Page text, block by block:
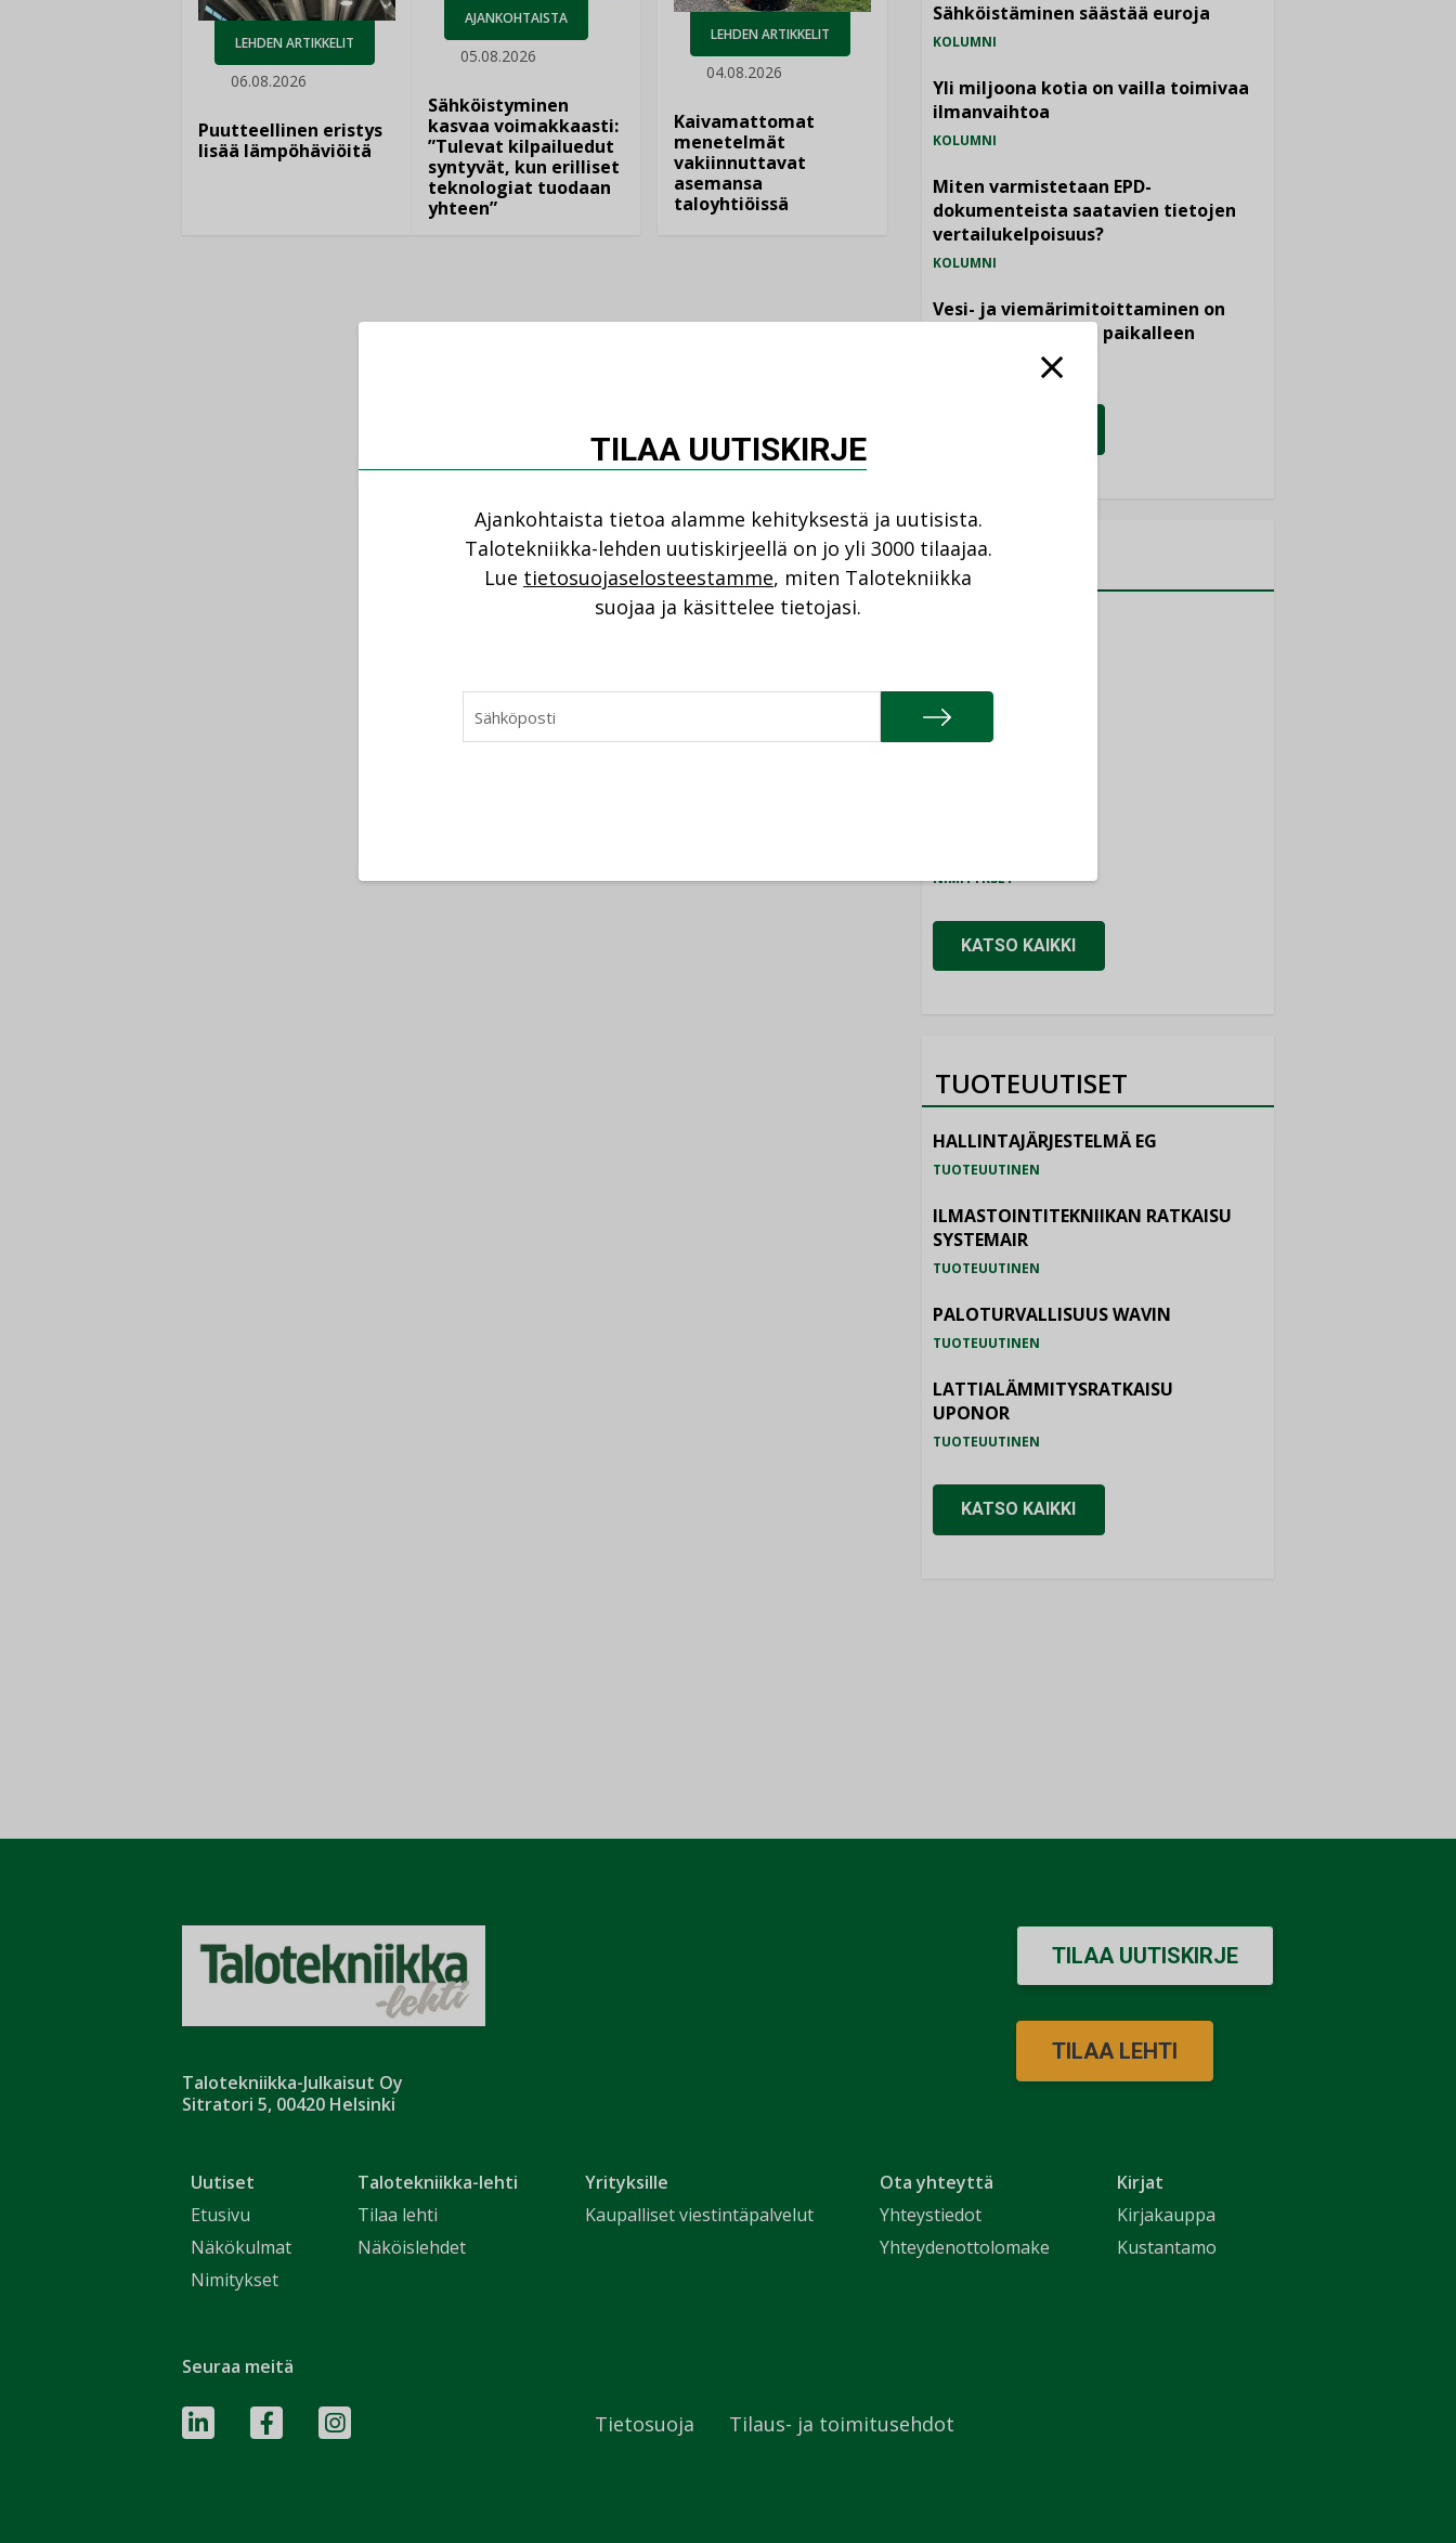
LEHDEN ARTIKKELIT
06.08.2026
Puutteellinen eristys
lisää lämpöhäviöitä
AJANKOHTAISTA
05.08.2026
Sähköistyminen
kasvaa voimakkaasti:
”Tulevat kilpailuedut
syntyvät, kun erilliset
teknologiat tuodaan
yhteen”
LEHDEN ARTIKKELIT
04.08.2026
Kaivamattomat
menetelmät
vakiinnuttavat
asemansa
taloyhtiöissä
Sähköistäminen säästää euroja
KOLUMNI
Yli miljoona kotia on vailla toimivaa
ilmanvaihtoa
KOLUMNI
Miten varmistetaan EPD-
dokumenteista saatavien tietojen
vertailukelpoisuus?
KOLUMNI
Vesi- ja viemärimitoittaminen on
jämähtänyt ajassa paikalleen
NIMITYKSET
NIMITYKSET
NIMITYKSET
KATSO KAIKKI
TUOTEUUTISET
HALLINTAJÄRJESTELMÄ EG
TUOTEUUTINEN
ILMASTOINTITEKNIIKAN RATKAISU
SYSTEMAIR
TUOTEUUTINEN
PALOTURVALLISUUS WAVIN
TUOTEUUTINEN
LATTIALÄMMITYSRATKAISU
UPONOR
TUOTEUUTINEN
KATSO KAIKKI
Talotekniikka-Julkaisut Oy
Sitratori 5, 00420 Helsinki
Uutiset
Etusivu
Näkökulmat
Nimitykset
Talotekniikka-lehti
Tilaa lehti
Näköislehdet
Yrityksille
Kaupalliset viestintäpalvelut
Ota yhteyttä
Yhteystiedot
Yhteydenottolomake
Kirjat
Kirjakauppa
Kustantamo
TILAA UUTISKIRJE
TILAA LEHTI
Seuraa meitä
Tietosuoja Tilaus- ja toimitusehdot
TILAA UUTISKIRJE
Ajankohtaista tietoa alamme kehityksestä ja uutisista.
Talotekniikka-lehden uutiskirjeellä on jo yli 3000 tilaajaa.
Lue tietosuojaselosteestamme, miten Talotekniikka
suojaa ja käsittelee tietojasi.